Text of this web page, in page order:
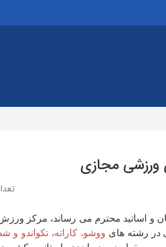
ورزشی مجازی
و اساتید محترم می رساند، مرکز
در رشته های ووشو، کاراته، تکواندو و